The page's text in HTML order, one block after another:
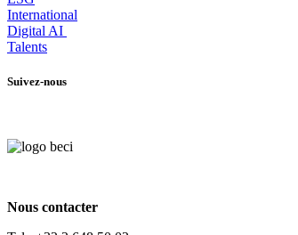
International
Digital AI
Talents
Suivez-nous
Nous contacter